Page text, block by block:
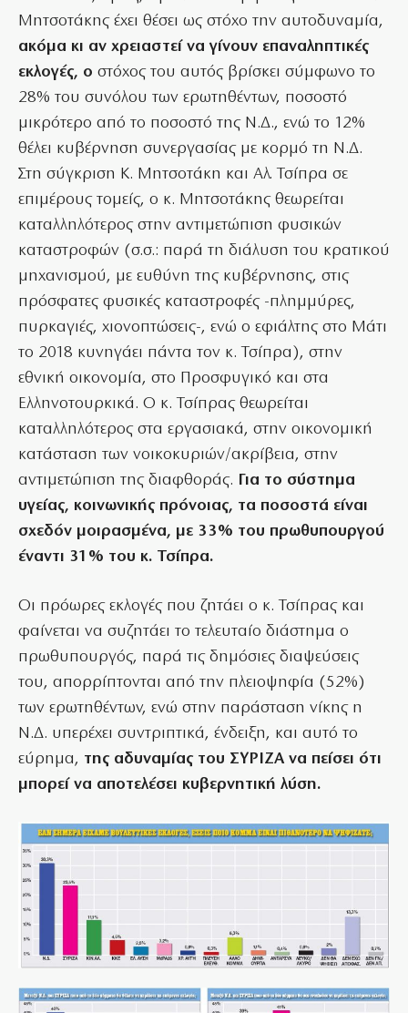
Μητσοτάκης έχει θέσει ως στόχο την αυτοδυναμία,
ακόμα κι αν χρειαστεί να γίνουν επαναληπτικές
εκλογές, ο στόχος του αυτός βρίσκει σύμφωνο το
28% του συνόλου των ερωτηθέντων, ποσοστό
μικρότερο από το ποσοστό της Ν.Δ., ενώ το 12%
θέλει κυβέρνηση συνεργασίας με κορμό τη Ν.Δ.
Στη σύγκριση Κ. Μητσοτάκη και Αλ. Τσίπρα σε
επιμέρους τομείς, ο κ. Μητσοτάκης θεωρείται
καταλληλότερος στην αντιμετώπιση φυσικών
καταστροφών (σ.σ.: παρά τη διάλυση του κρατικού
μηχανισμού, με ευθύνη της κυβέρνησης, στις
πρόσφατες φυσικές καταστροφές -πλημμύρες,
πυρκαγιές, χιονοπτώσεις-, ενώ ο εφιάλτης στο Μάτι
το 2018 κυνηγάει πάντα τον κ. Τσίπρα), στην
εθνική οικονομία, στο Προσφυγικό και στα
Ελληνοτουρκικά. Ο κ. Τσίπρας θεωρείται
καταλληλότερος στα εργασιακά, στην οικονομική
κατάσταση των νοικοκυριών/ακρίβεια, στην
αντιμετώπιση της διαφθοράς. Για το σύστημα
υγείας, κοινωνικής πρόνοιας, τα ποσοστά είναι
σχεδόν μοιρασμένα, με 33% του πρωθυπουργού
έναντι 31% του κ. Τσίπρα.
Οι πρόωρες εκλογές που ζητάει ο κ. Τσίπρας και
φαίνεται να συζητάει το τελευταίο διάστημα ο
πρωθυπουργός, παρά τις δημόσιες διαψεύσεις
του, απορρίπτονται από την πλειοψηφία (52%)
των ερωτηθέντων, ενώ στην παράσταση νίκης η
Ν.Δ. υπερέχει συντριπτικά, ένδειξη, και αυτό το
εύρημα, της αδυναμίας του ΣΥΡΙΖΑ να πείσει ότι
μπορεί να αποτελέσει κυβερνητική λύση.